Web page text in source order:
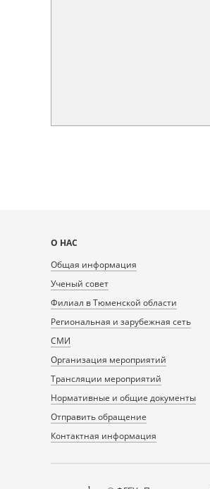
Карта
сайта
О НАС
Общая информация
Ученый совет
Филиал в Тюменской области
Региональная и зарубежная сеть
СМИ
Организация мероприятий
Трансляции мероприятий
Нормативные и общие документы
Отправить обращение
Контактная информация